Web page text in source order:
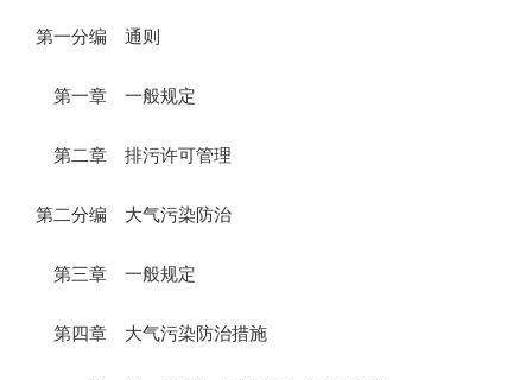
第一分编 通则
第一章 一般规定
第二章 排污许可管理
第二分编 大气污染防治
第三章 一般规定
第四章 大气污染防治措施